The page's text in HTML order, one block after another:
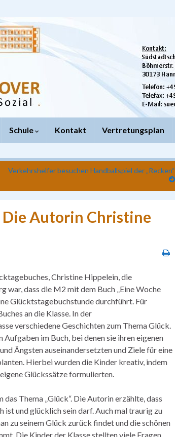
Schule Kontakt Vertretungsplan
Verkehrshelfer besuchen Handballspiel der „Recken“
Die Autorin Christine
Christine Hippelein, die
war, dass die M2 mit dem Buch „Eine Woche
Glücktstagebuchstunde durchführt. Für
an die Klasse. In der
verschiedene Geschichten zum Thema Glück.
im Buch, bei denen sie ihren eigenen
Ängsten auseinandersetzten und Ziele für eine
Hierbei wurden die Kinder kreativ, indem
Glückssätze formulierten.
Thema „Glück“. Die Autorin erzählte, dass
ist und glücklich sein darf. Auch mal traurig zu
zu seinem Glück zurück findet und die schönen
Die Kinder der Klasse stellten viele Fragen,